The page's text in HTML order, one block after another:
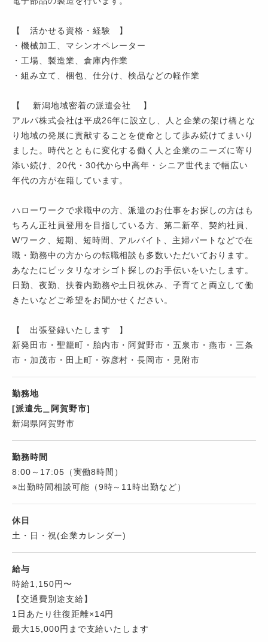
【 活かせる資格・経験 】
・機械加工、マシンオペレーター
・工場、製造業、倉庫内作業
・組み立て、梱包、仕分け、検品などの軽作業
【 新潟地域密着の派遣会社 】
アルパ株式会社は平成26年に設立し、人と企業の架け橋とな
り地域の発展に貢献することを使命として歩み続けてまいり
ました。時代とともに変化する働く人と企業のニーズに寄り
添い続け、20代・30代から中高年・シニア世代まで幅広い
年代の方が在籍しています。
ハローワークで求職中の方、派遣のお仕事をお探しの方はも
ちろん正社員登用を目指している方、第二新卒、契約社員、
Wワーク、短期、短時間、アルバイト、主婦パートなどで在
職・勤務中の方からの転職相談も多数いただいております。
あなたにピッタリなオシゴト探しのお手伝いをいたします。
日勤、夜勤、扶養内勤務や土日祝休み、子育てと両立して働
きたいなどご希望をお聞かせください。
【 出張登録いたします 】
新発田市・聖籠町・胎内市・阿賀野市・五泉市・燕市・三条
市・加茂市・田上町・弥彦村・長岡市・見附市
勤務地
[派遣先＿阿賀野市]
新潟県阿賀野市
勤務時間
8:00～17:05（実働8時間）
※出勤時間相談可能（9時～11時出勤など）
休日
土・日・祝(企業カレンダー)
給与
時給1,150円〜
【交通費別途支給】
1日あたり往復距離×14円
最大15,000円まで支給いたします